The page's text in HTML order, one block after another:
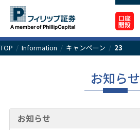
口座
開設
TOP / Information / キャンペーン / 23
お知らせ
お知らせ